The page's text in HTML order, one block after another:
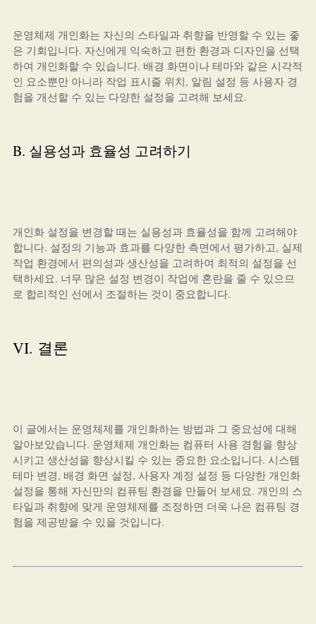
운영체제 개인화는 자신의 스타일과 취향을 반영할 수 있는 좋
은 기회입니다. 자신에게 익숙하고 편한 환경과 디자인을 선택
하여 개인화할 수 있습니다. 배경 화면이나 테마와 같은 시각적
인 요소뿐만 아니라 작업 표시줄 위치, 알림 설정 등 사용자 경
험을 개선할 수 있는 다양한 설정을 고려해 보세요.
B. 실용성과 효율성 고려하기
개인화 설정을 변경할 때는 실용성과 효율성을 함께 고려해야
합니다. 설정의 기능과 효과를 다양한 측면에서 평가하고, 실제
작업 환경에서 편의성과 생산성을 고려하여 최적의 설정을 선
택하세요. 너무 많은 설정 변경이 작업에 혼란을 줄 수 있으므
로 합리적인 선에서 조절하는 것이 중요합니다.
VI. 결론
이 글에서는 운영체제를 개인화하는 방법과 그 중요성에 대해
알아보았습니다. 운영체제 개인화는 컴퓨터 사용 경험을 향상
시키고 생산성을 향상시킬 수 있는 중요한 요소입니다. 시스템
테마 변경, 배경 화면 설정, 사용자 계정 설정 등 다양한 개인화
설정을 통해 자신만의 컴퓨팅 환경을 만들어 보세요. 개인의 스
타일과 취향에 맞게 운영체제를 조정하면 더욱 나은 컴퓨팅 경
험을 제공받을 수 있을 것입니다.